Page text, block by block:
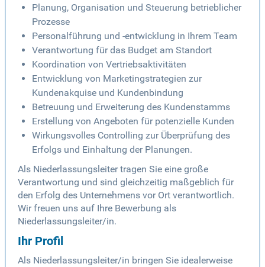
Planung, Organisation und Steuerung betrieblicher
Prozesse
Personalführung und -entwicklung in Ihrem Team
Verantwortung für das Budget am Standort
Koordination von Vertriebsaktivitäten
Entwicklung von Marketingstrategien zur
Kundenakquise und Kundenbindung
Betreuung und Erweiterung des Kundenstamms
Erstellung von Angeboten für potenzielle Kunden
Wirkungsvolles Controlling zur Überprüfung des
Erfolgs und Einhaltung der Planungen.
Als Niederlassungsleiter tragen Sie eine große
Verantwortung und sind gleichzeitig maßgeblich für
den Erfolg des Unternehmens vor Ort verantwortlich.
Wir freuen uns auf Ihre Bewerbung als
Niederlassungsleiter/in.
Ihr Profil
Als Niederlassungsleiter/in bringen Sie idealerweise